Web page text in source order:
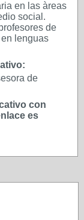
en las àreas
social.
de
lenguas
de
con
es